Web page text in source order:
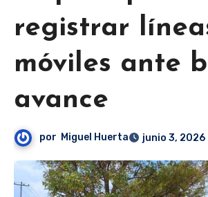
registrar
móviles ante
avance
por Miguel Huerta junio 3, 2026